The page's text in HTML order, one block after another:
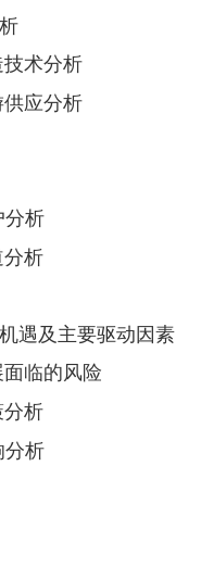
术分析
应分析
分析
析
遇及主要驱动因素
临的风险
析
分析